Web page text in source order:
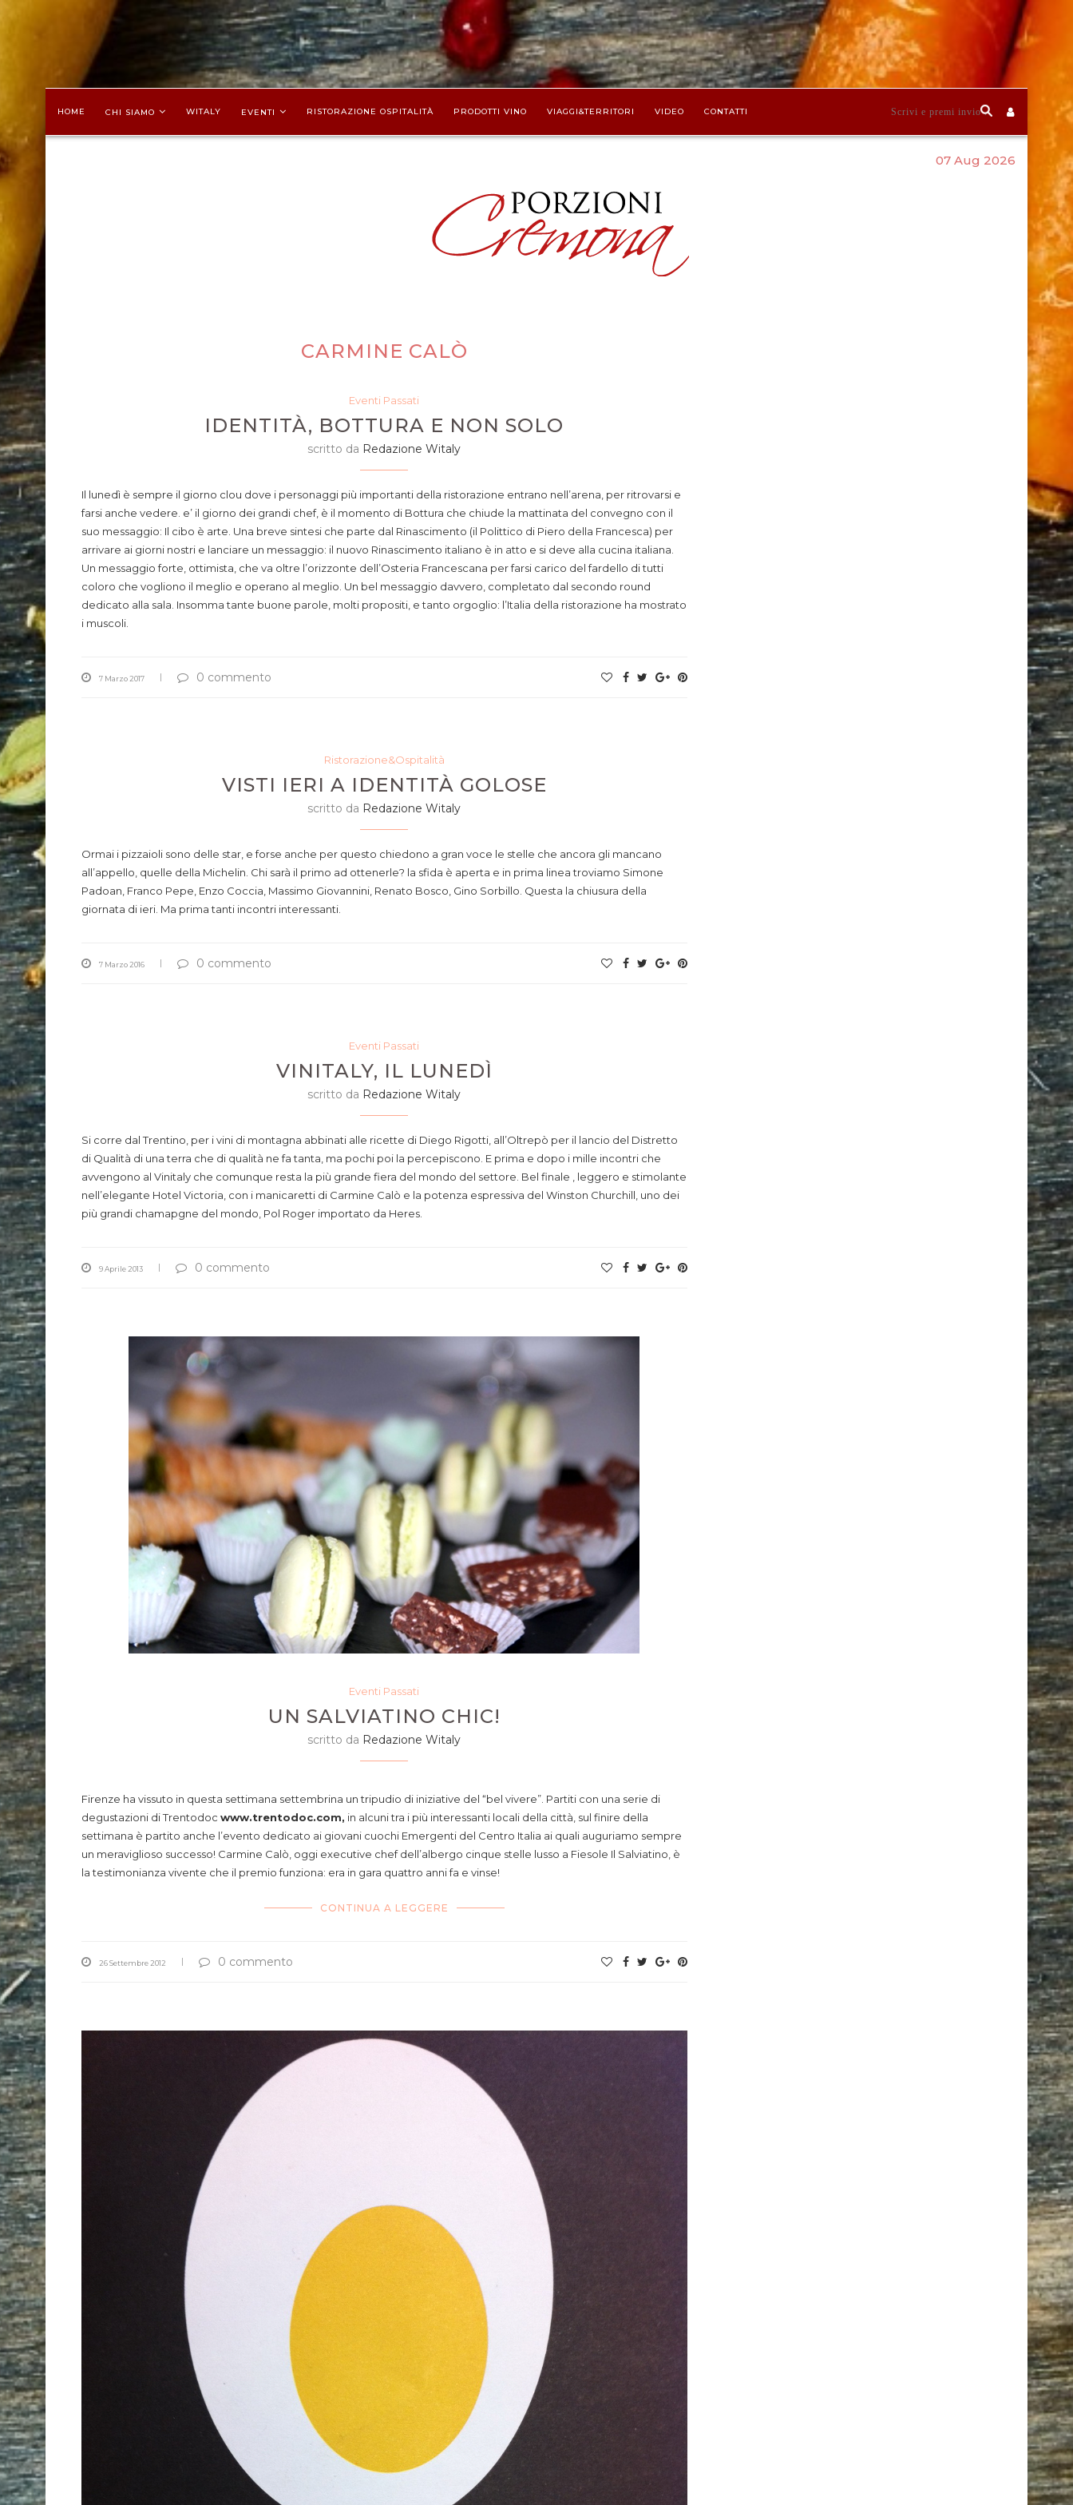
HOME CHI SIAMO WITALY EVENTI RISTORAZIONE OSPITALITÀ PRODOTTI VINO VIAGGI&TERRITORI VIDEO CONTATTI
07 Aug 2026
CARMINE CALÒ
Eventi Passati
IDENTITÀ, BOTTURA E NON SOLO
scritto da Redazione Witaly
Il lunedì è sempre il giorno clou dove i personaggi più importanti della ristorazione entrano nell’arena, per ritrovarsi e
farsi anche vedere. e’ il giorno dei grandi chef, è il momento di Bottura che chiude la mattinata del convegno con il
suo messaggio: Il cibo è arte. Una breve sintesi che parte dal Rinascimento (il Polittico di Piero della Francesca) per
arrivare ai giorni nostri e lanciare un messaggio: il nuovo Rinascimento italiano è in atto e si deve alla cucina italiana.
Un messaggio forte, ottimista, che va oltre l’orizzonte dell’Osteria Francescana per farsi carico del fardello di tutti
coloro che vogliono il meglio e operano al meglio. Un bel messaggio davvero, completato dal secondo round
dedicato alla sala. Insomma tante buone parole, molti propositi, e tanto orgoglio: l’Italia della ristorazione ha mostrato
i muscoli.
7 Marzo 2017 0 commento
Ristorazione&Ospitalità
VISTI IERI A IDENTITÀ GOLOSE
scritto da Redazione Witaly
Ormai i pizzaioli sono delle star, e forse anche per questo chiedono a gran voce le stelle che ancora gli mancano
all’appello, quelle della Michelin. Chi sarà il primo ad ottenerle? la sfida è aperta e in prima linea troviamo Simone
Padoan, Franco Pepe, Enzo Coccia, Massimo Giovannini, Renato Bosco, Gino Sorbillo. Questa la chiusura della
giornata di ieri. Ma prima tanti incontri interessanti.
7 Marzo 2016 0 commento
Eventi Passati
VINITALY, IL LUNEDÌ
scritto da Redazione Witaly
Si corre dal Trentino, per i vini di montagna abbinati alle ricette di Diego Rigotti, all’Oltrepò per il lancio del Distretto
di Qualità di una terra che di qualità ne fa tanta, ma pochi poi la percepiscono. E prima e dopo i mille incontri che
avvengono al Vinitaly che comunque resta la più grande fiera del mondo del settore. Bel finale , leggero e stimolante
nell’elegante Hotel Victoria, con i manicaretti di Carmine Calò e la potenza espressiva del Winston Churchill, uno dei
più grandi chamapgne del mondo, Pol Roger importato da Heres.
9 Aprile 2013 0 commento
Eventi Passati
UN SALVIATINO CHIC!
scritto da Redazione Witaly
Firenze ha vissuto in questa settimana settembrina un tripudio di iniziative del “bel vivere”. Partiti con una serie di
degustazioni di Trentodoc www.trentodoc.com, in alcuni tra i più interessanti locali della città, sul finire della
settimana è partito anche l’evento dedicato ai giovani cuochi Emergenti del Centro Italia ai quali auguriamo sempre
un meraviglioso successo! Carmine Calò, oggi executive chef dell’albergo cinque stelle lusso a Fiesole Il Salviatino, è
la testimonianza vivente che il premio funziona: era in gara quattro anni fa e vinse!
CONTINUA A LEGGERE
26 Settembre 2012 0 commento